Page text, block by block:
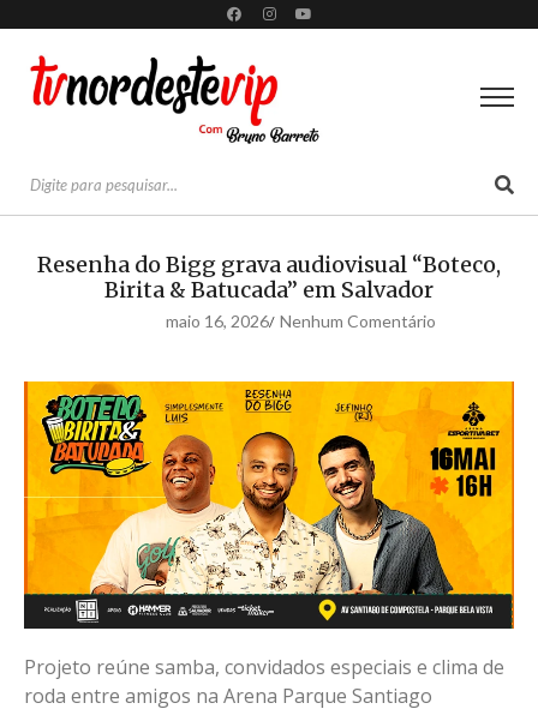
Resenha do Bigg grava audiovisual “Boteco,
Birita & Batucada” em Salvador
maio 16, 2026/ Nenhum Comentário
Projeto reúne samba, convidados especiais e clima de
roda entre amigos na Arena Parque Santiago